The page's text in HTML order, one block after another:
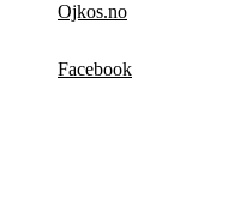
Ojkos.no
Facebook